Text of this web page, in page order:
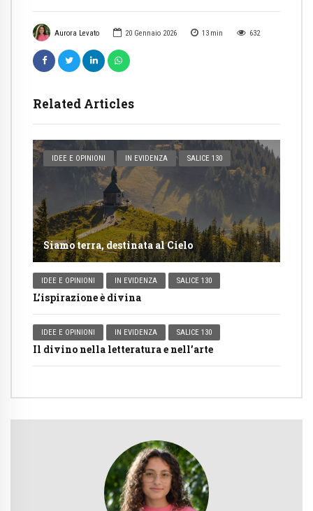
Aurora Levato 20 Gennaio 2026 13 min 632
Related Articles
IDEE E OPINIONI IN EVIDENZA SALICE 130
Siamo terra, destinata al Cielo
IDEE E OPINIONI IN EVIDENZA SALICE 130
L’ispirazione è divina
IDEE E OPINIONI IN EVIDENZA SALICE 130
Il divino nella letteratura e nell’arte